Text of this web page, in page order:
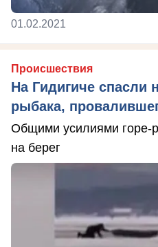
01.02.2021
Происшествия
На Гидигиче спасли
рыбака,
Общими усилиями горе-
на берег